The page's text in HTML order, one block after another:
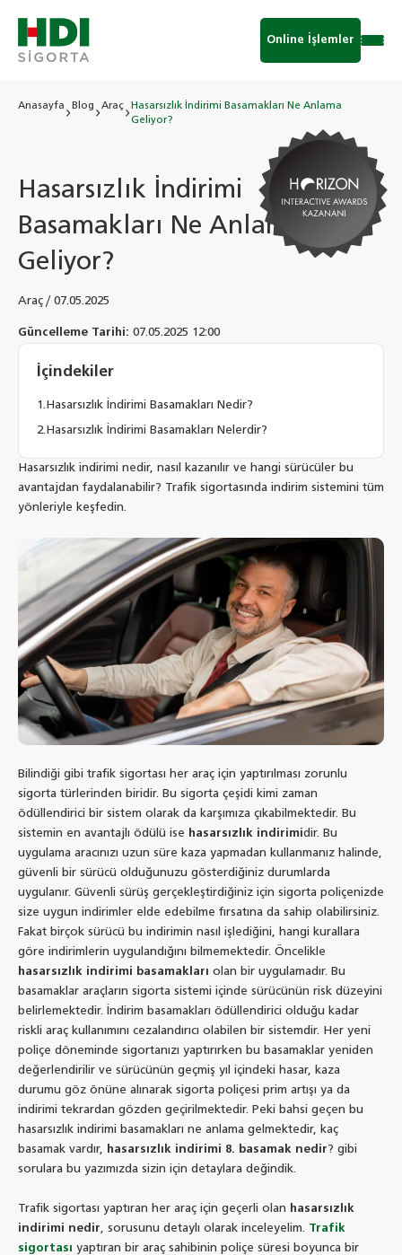
Online İşlemler
Anasayfa Blog Araç
Hasarsızlık İndirimi Basamakları Ne Anlama
Geliyor?
Hasarsızlık İndirimi
Basamakları Ne Anlama
Geliyor?
Araç / 07.05.2025
Güncelleme Tarihi: 07.05.2025 12:00
Hasarsızlık indirimi nedir, nasıl kazanılır ve hangi sürücüler bu
avantajdan faydalanabilir? Trafik sigortasında indirim sistemini tüm
yönleriyle keşfedin.
Bilindiği gibi trafik sigortası her araç için yaptırılması zorunlu
sigorta türlerinden biridir. Bu sigorta çeşidi kimi zaman
ödüllendirici bir sistem olarak da karşımıza çıkabilmektedir. Bu
sistemin en avantajlı ödülü ise hasarsızlık indirimidir. Bu
uygulama aracınızı uzun süre kaza yapmadan kullanmanız halinde,
güvenli bir sürücü olduğunuzu gösterdiğiniz durumlarda
uygulanır. Güvenli sürüş gerçekleştirdiğiniz için sigorta poliçenizde
size uygun indirimler elde edebilme fırsatına da sahip olabilirsiniz.
Fakat birçok sürücü bu indirimin nasıl işlediğini, hangi kurallara
göre indirimlerin uygulandığını bilmemektedir. Öncelikle
hasarsızlık indirimi basamakları olan bir uygulamadır. Bu
basamaklar araçların sigorta sistemi içinde sürücünün risk düzeyini
belirlemektedir. İndirim basamakları ödüllendirici olduğu kadar
riskli araç kullanımını cezalandırıcı olabilen bir sistemdir. Her yeni
poliçe döneminde sigortanızı yaptırırken bu basamaklar yeniden
değerlendirilir ve sürücünün geçmiş yıl içindeki hasar, kaza
durumu göz önüne alınarak sigorta poliçesi prim artışı ya da
indirimi tekrardan gözden geçirilmektedir. Peki bahsi geçen bu
hasarsızlık indirimi basamakları ne anlama gelmektedir, kaç
basamak vardır, hasarsızlık indirimi 8. basamak nedir? gibi
sorulara bu yazımızda sizin için detaylara değindik.
Trafik sigortası yaptıran her araç için geçerli olan hasarsızlık
indirimi nedir, sorusunu detaylı olarak inceleyelim. Trafik
sigortası yaptıran bir araç sahibinin poliçe süresi boyunca bir
İçindekiler
Hasarsızlık İndirimi Basamakları Nedir?
Hasarsızlık İndirimi Basamakları Nelerdir?